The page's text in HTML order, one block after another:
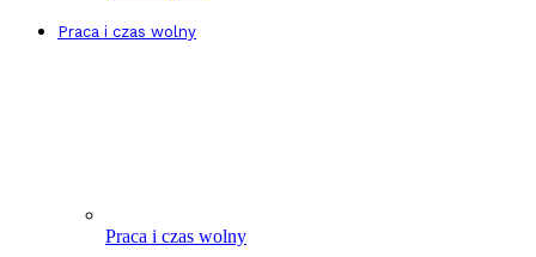
Praca i czas wolny
Praca i czas wolny